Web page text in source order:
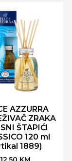
AZZURRA
ZRAKA
ŠTAPIĆI
120 ml
1889)